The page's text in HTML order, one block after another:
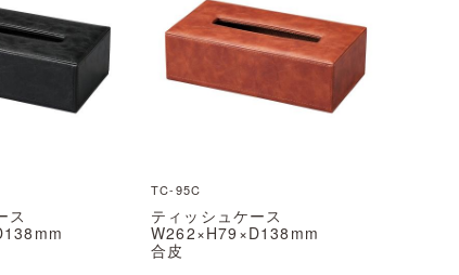
ス
TC-95C
ティッシュケース
W262×H79×D138mm
合皮